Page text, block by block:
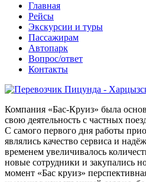
Главная
Рейсы
Экскурсии и туры
Пассажирам
Автопарк
Вопрос/ответ
Контакты
Компания «Бас-Круиз» была
свою деятельность с частных
С самого первого дня работы
являлись качество сервиса и
временем увеличивалось
новые сотрудники и закупались
момент «Бас круиз»